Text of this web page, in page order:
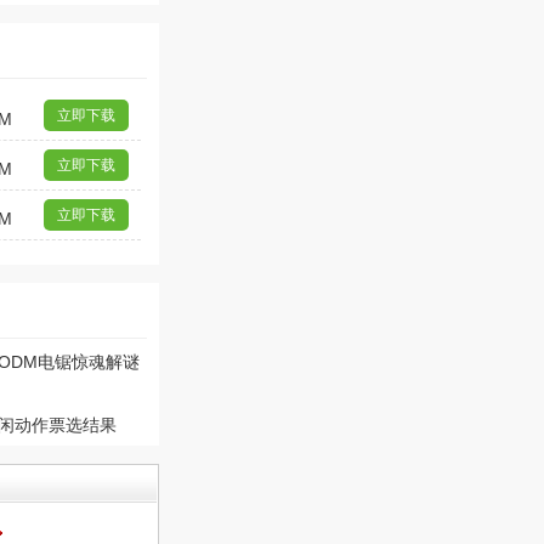
立即下载
立即下载
立即下载
电锯惊魂解谜
动作票选结果